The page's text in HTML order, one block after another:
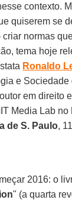
contexto.
quiserem se
normas
tema hoje
Ronaldo
e
em direito
Media Lab no
de S. Paulo,
2016: o
" (a quarta